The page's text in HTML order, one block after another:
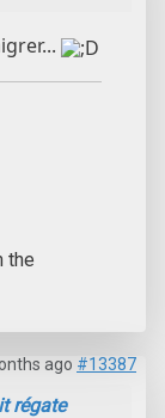
the
ago #13387
régate